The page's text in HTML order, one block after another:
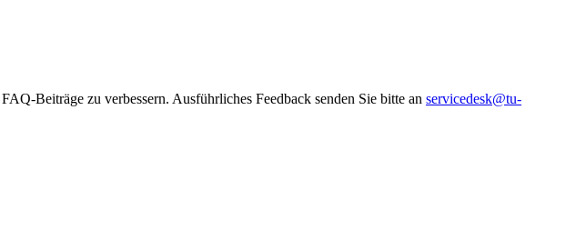
Beiträge zu verbessern. Ausführliches Feedback senden Sie bitte an servicedesk@tu-